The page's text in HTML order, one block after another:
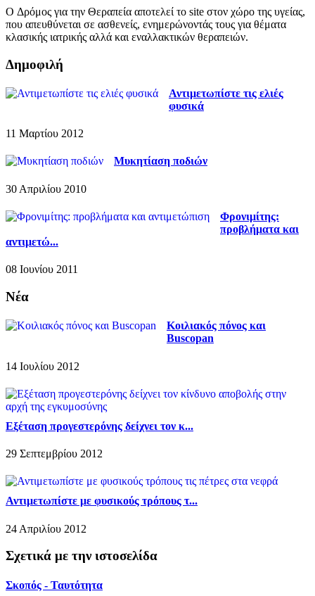
O Δρόμος για την Θεραπεία αποτελεί το site στον χώρο της υγείας,
που απευθύνεται σε ασθενείς, ενημερώνοντάς τους για θέματα
κλασικής ιατρικής αλλά και εναλλακτικών θεραπειών.
Δημοφιλή
Αντιμετωπίστε τις ελιές
φυσικά
11 Μαρτίου 2012
Μυκητίαση ποδιών
30 Απριλίου 2010
Φρονιμίτης:
προβλήματα και
αντιμετώ...
08 Ιουνίου 2011
Νέα
Κοιλιακός πόνος και
Buscopan
14 Ιουλίου 2012
Εξέταση προγεστερόνης δείχνει τον κ...
29 Σεπτεμβρίου 2012
Αντιμετωπίστε με φυσικούς τρόπους τ...
24 Απριλίου 2012
Σχετικά με την ιστοσελίδα
Σκοπός - Ταυτότητα